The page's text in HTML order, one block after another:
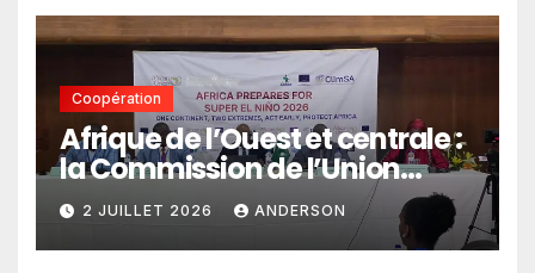
Coopération
Afrique de l’Ouest et centrale :
la Commission de l’Union
africaine veut renforcer
l’intégration des services
climatiques dans les
2 JUILLET 2026 ANDERSON